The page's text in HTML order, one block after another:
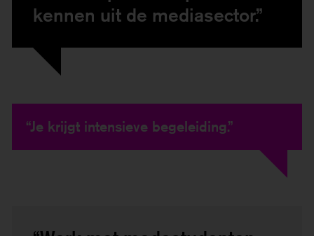
kennen uit de mediasector.”
“Je krijgt intensieve begeleiding.”